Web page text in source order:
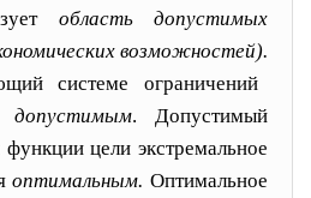
область допустимых
возможностей).
системе ограничений
допустимым. Допустимый
цели экстремальное
оптимальным. Оптимальное